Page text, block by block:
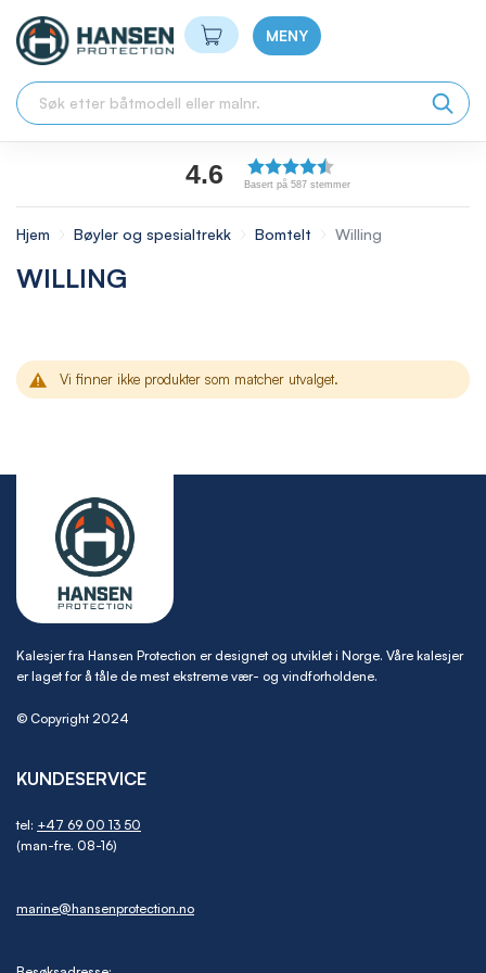
Min handlekurv
MENY
4.6 Basert på 587 stemmer
Hjem Bøyler og spesialtrekk Bomtelt Willing
WILLING
Vi finner ikke produkter som matcher utvalget.
Kalesjer fra Hansen Protection er designet og utviklet i Norge. Våre kalesjer
er laget for å tåle de mest ekstreme vær- og vindforholdene.
© Copyright 2024
KUNDESERVICE
tel: +47 69 00 13 50
(man-fre. 08-16)
marine@hansenprotection.no